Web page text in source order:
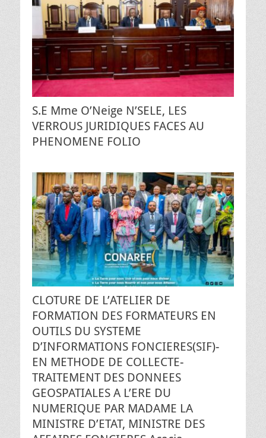
S.E Mme O’Neige N’SELE, LES
VERROUS JURIDIQUES FACES AU
PHENOMENE FOLIO
CLOTURE DE L’ATELIER DE
FORMATION DES FORMATEURS EN
OUTILS DU SYSTEME
D’INFORMATIONS FONCIERES(SIF)-
EN METHODE DE COLLECTE-
TRAITEMENT DES DONNEES
GEOSPATIALES A L’ERE DU
NUMERIQUE PAR MADAME LA
MINISTRE D’ETAT, MINISTRE DES